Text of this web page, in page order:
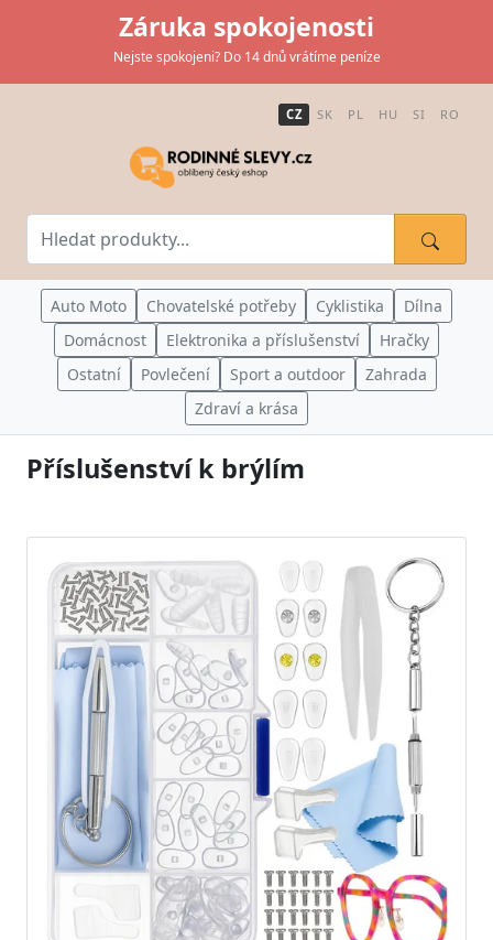
Záruka spokojenosti
Nejste spokojeni? Do 14 dnů vrátíme peníze
CZ SK PL HU SI RO
Auto Moto Chovatelské potřeby Cyklistika
Dílna
Domácnost
Elektronika a příslušenství
Hračky
Ostatní
Povlečení Sport a outdoor
Zahrada
Zdraví a krása
Příslušenství k brýlím